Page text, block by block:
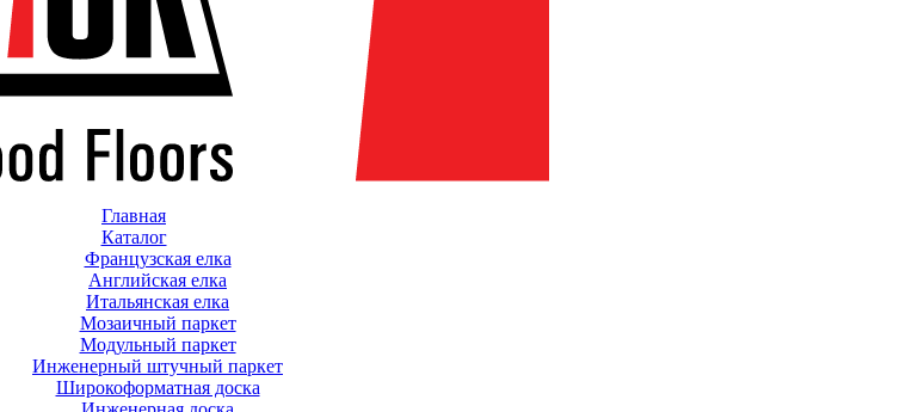
Главная
Каталог
Французская елка
Английская елка
Итальянская елка
Мозаичный паркет
Модульный паркет
Инженерный штучный паркет
Широкоформатная доска